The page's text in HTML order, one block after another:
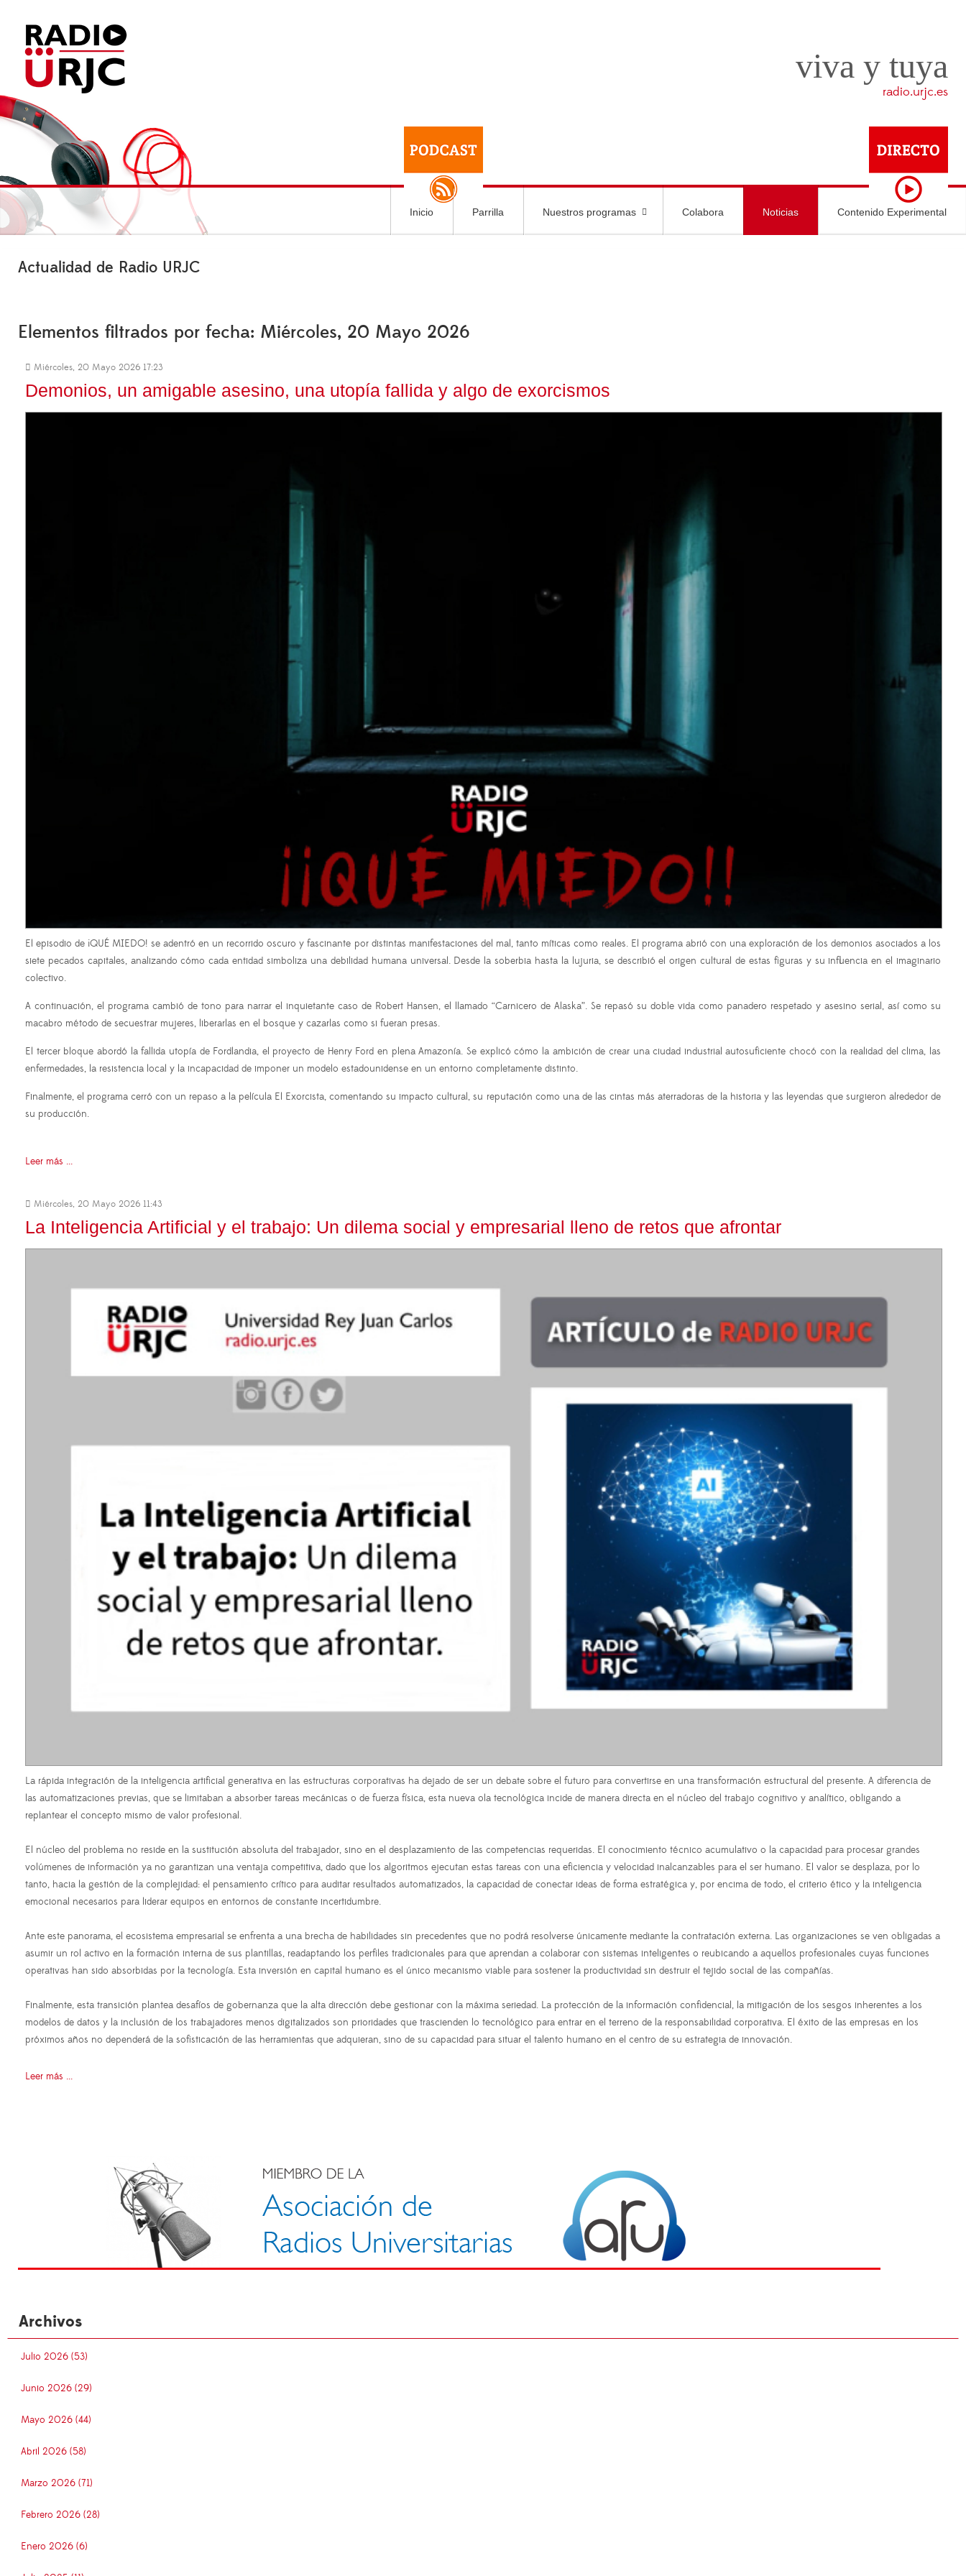
viva y tuya
radio.urjc.es
Inicio Parrilla Nuestros programas Colabora Noticias Contenido Experimental
Actualidad de Radio URJC
Elementos filtrados por fecha: Miércoles, 20 Mayo 2026
Miércoles, 20 Mayo 2026 17:23
Demonios, un amigable asesino, una utopía fallida y algo de exorcismos
El episodio de ¡QUÉ MIEDO! se adentró en un recorrido oscuro y fascinante por distintas manifestaciones del mal, tanto míticas como reales. El programa abrió con una exploración de los demonios asociados a los
siete pecados capitales, analizando cómo cada entidad simboliza una debilidad humana universal. Desde la soberbia hasta la lujuria, se describió el origen cultural de estas figuras y su influencia en el imaginario
colectivo.
A continuación, el programa cambió de tono para narrar el inquietante caso de Robert Hansen, el llamado “Carnicero de Alaska”. Se repasó su doble vida como panadero respetado y asesino serial, así como su
macabro método de secuestrar mujeres, liberarlas en el bosque y cazarlas como si fueran presas.
El tercer bloque abordó la fallida utopía de Fordlandia, el proyecto de Henry Ford en plena Amazonía. Se explicó cómo la ambición de crear una ciudad industrial autosuficiente chocó con la realidad del clima, las
enfermedades, la resistencia local y la incapacidad de imponer un modelo estadounidense en un entorno completamente distinto.
Finalmente, el programa cerró con un repaso a la película El Exorcista, comentando su impacto cultural, su reputación como una de las cintas más aterradoras de la historia y las leyendas que surgieron alrededor de
su producción.
Leer más ...
Miércoles, 20 Mayo 2026 11:43
La Inteligencia Artificial y el trabajo: Un dilema social y empresarial lleno de retos que afrontar
La rápida integración de la inteligencia artificial generativa en las estructuras corporativas ha dejado de ser un debate sobre el futuro para convertirse en una transformación estructural del presente. A diferencia de
las automatizaciones previas, que se limitaban a absorber tareas mecánicas o de fuerza física, esta nueva ola tecnológica incide de manera directa en el núcleo del trabajo cognitivo y analítico, obligando a
replantear el concepto mismo de valor profesional.
El núcleo del problema no reside en la sustitución absoluta del trabajador, sino en el desplazamiento de las competencias requeridas. El conocimiento técnico acumulativo o la capacidad para procesar grandes
volúmenes de información ya no garantizan una ventaja competitiva, dado que los algoritmos ejecutan estas tareas con una eficiencia y velocidad inalcanzables para el ser humano. El valor se desplaza, por lo
tanto, hacia la gestión de la complejidad: el pensamiento crítico para auditar resultados automatizados, la capacidad de conectar ideas de forma estratégica y, por encima de todo, el criterio ético y la inteligencia
emocional necesarios para liderar equipos en entornos de constante incertidumbre.
Ante este panorama, el ecosistema empresarial se enfrenta a una brecha de habilidades sin precedentes que no podrá resolverse únicamente mediante la contratación externa. Las organizaciones se ven obligadas a
asumir un rol activo en la formación interna de sus plantillas, readaptando los perfiles tradicionales para que aprendan a colaborar con sistemas inteligentes o reubicando a aquellos profesionales cuyas funciones
operativas han sido absorbidas por la tecnología. Esta inversión en capital humano es el único mecanismo viable para sostener la productividad sin destruir el tejido social de las compañías.
Finalmente, esta transición plantea desafíos de gobernanza que la alta dirección debe gestionar con la máxima seriedad. La protección de la información confidencial, la mitigación de los sesgos inherentes a los
modelos de datos y la inclusión de los trabajadores menos digitalizados son prioridades que trascienden lo tecnológico para entrar en el terreno de la responsabilidad corporativa. El éxito de las empresas en los
próximos años no dependerá de la sofisticación de las herramientas que adquieran, sino de su capacidad para situar el talento humano en el centro de su estrategia de innovación.
Leer más ...
Archivos
Julio 2026 (53)
Junio 2026 (29)
Mayo 2026 (44)
Abril 2026 (58)
Marzo 2026 (71)
Febrero 2026 (28)
Enero 2026 (6)